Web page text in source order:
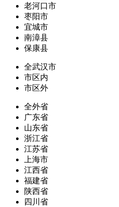
老河口市
枣阳市
宜城市
南漳县
保康县
全武汉市
市区内
市区外
全外省
广东省
山东省
浙江省
江苏省
上海市
江西省
福建省
陕西省
四川省